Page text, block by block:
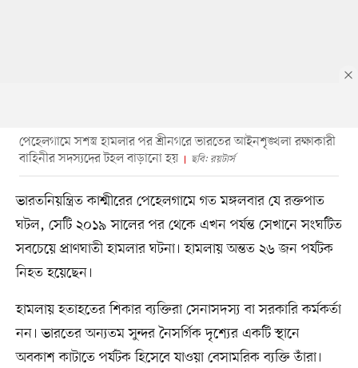
পেহেলগামে সশস্ত্র হামলার পর শ্রীনগরে ভারতের আইনশৃঙ্খলা রক্ষাকারী
বাহিনীর সদস্যদের টহল বাড়ানো হয়
ছবি: রয়টার্স
ভারতনিয়ন্ত্রিত কাশ্মীরের পেহেলগামে গত মঙ্গলবার যে রক্তপাত
ঘটল, সেটি ২০১৯ সালের পর থেকে এখন পর্যন্ত সেখানে সংঘটিত
সবচেয়ে প্রাণঘাতী হামলার ঘটনা। হামলায় অন্তত ২৬ জন পর্যটক
নিহত হয়েছেন।
হামলায় হতাহতের শিকার ব্যক্তিরা সেনাসদস্য বা সরকারি কর্মকর্তা
নন। ভারতের অন্যতম সুন্দর নৈসর্গিক দৃশ্যের একটি স্থানে
অবকাশ কাটাতে পর্যটক হিসেবে যাওয়া বেসামরিক ব্যক্তি তাঁরা।